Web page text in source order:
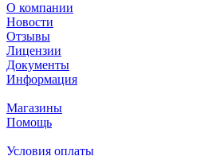
О компании
Новости
Отзывы
Лицензии
Документы
Информация
Магазины
Помощь
Условия оплаты